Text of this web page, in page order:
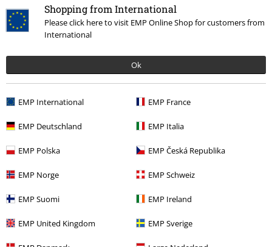
Shopping from International
Please click here to visit EMP Online Shop for customers from
International
Ok
EMP International EMP France
EMP Deutschland EMP Italia
EMP Polska EMP Česká Republika
EMP Norge EMP Schweiz
EMP Suomi EMP Ireland
EMP United Kingdom EMP Sverige
Napsat hodnocení
Naposledy navštívené